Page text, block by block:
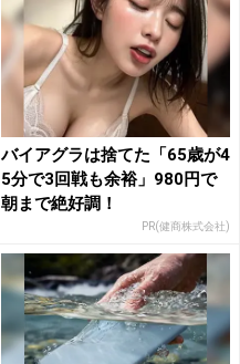
バイアグラは捨てた「65歳が4
5分で3回戦も余裕」980円で
朝まで絶好調！
PR(健商株式会社)